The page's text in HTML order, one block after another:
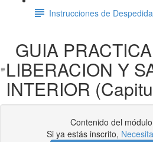
Instrucciones de Despedida
GUIA
LIBERACION Y
INTERIOR
Contenido del
Si ya estás inscrito,